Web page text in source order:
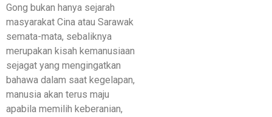
Gong bukan hanya sejarah
masyarakat Cina atau Sarawak
semata-mata, sebaliknya
merupakan kisah kemanusiaan
sejagat yang mengingatkan
bahawa dalam saat kegelapan,
manusia akan terus maju
apabila memilih keberanian,